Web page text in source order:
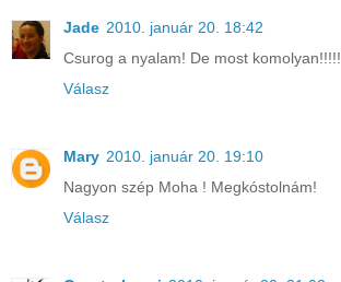
Jade 2010. január 20. 18:42
Csurog a nyalam! De most komolyan!!!!!
Válasz
Mary 2010. január 20. 19:10
Nagyon szép Moha ! Megkóstolnám!
Válasz